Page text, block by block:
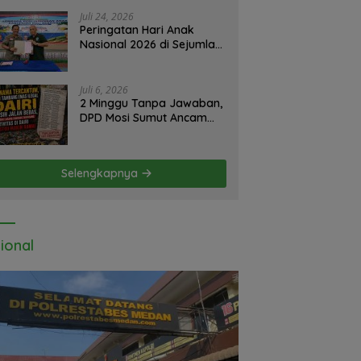
Juli 24, 2026
Peringatan Hari Anak
Nasional 2026 di Sejumlah
Kemendikdasmen
Juli 6, 2026
2 Minggu Tanpa Jawaban,
DPD Mosi Sumut Ancam
Emas Illegal Dairi.
Desak Kapolda Sumut
Irjen Whisnu Hermawan
Selengkapnya